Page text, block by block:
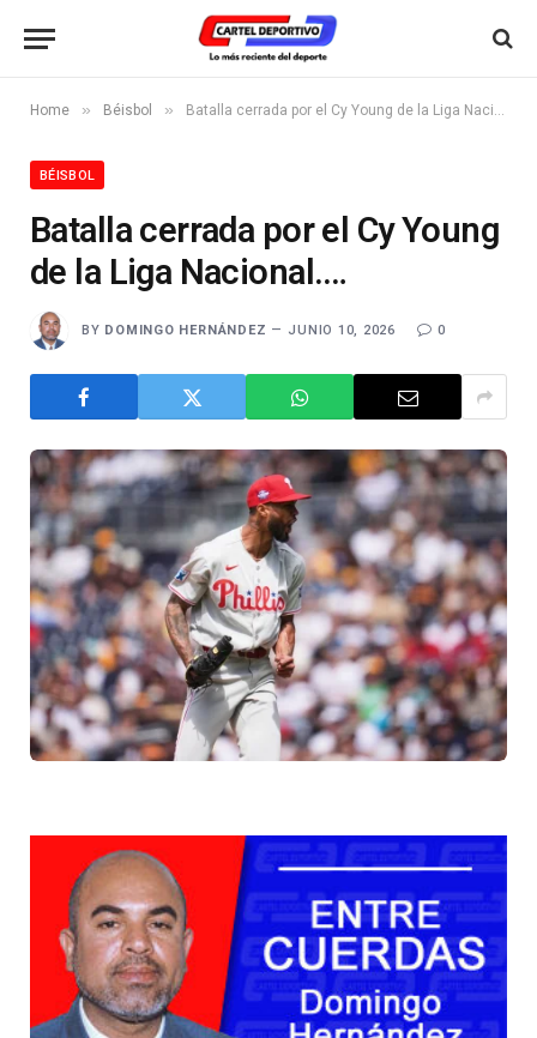
Home » Béisbol » Batalla cerrada por el Cy Young de la Liga Nacional.…
BÉISBOL
Batalla cerrada por el Cy Young
de la Liga Nacional.…
BY DOMINGO HERNÁNDEZ JUNIO 10, 2026 0